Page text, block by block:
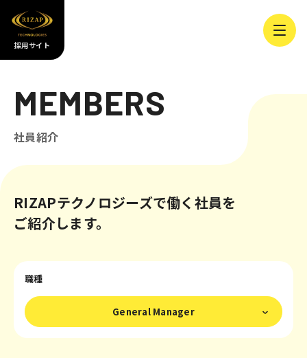
採用サイト
MEMBERS
社員紹介
RIZAPテクノロジーズで働く社員を
ご紹介します。
職種
General Manager